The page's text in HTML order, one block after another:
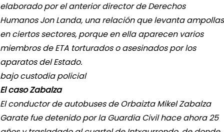
elaborado por el anterior director de Derechos
Humanos Jon Landa, una relación que levanta ampollas
en ciertos sectores, porque en ella aparecen varios
miembros de ETA torturados o asesinados por los
aparatos del Estado.
bajo custodia policial
El caso Zabalza
El conductor de autobuses de Orbaizta Mikel Zabalza
Garate fue detenido por la Guardia Civil hace ahora 25